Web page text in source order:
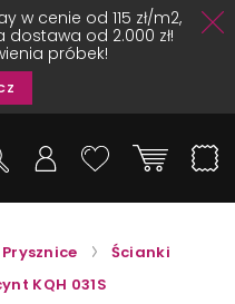
w cenie od 115 zł/m2,
dostawa od 2.000 zł!
próbek!
Prysznice
Ścianki
KQH 031S